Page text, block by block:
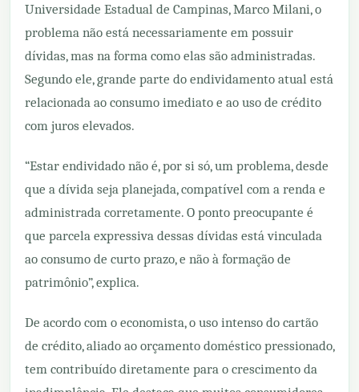
Universidade Estadual de Campinas, Marco Milani, o
problema não está necessariamente em possuir
dívidas, mas na forma como elas são administradas.
Segundo ele, grande parte do endividamento atual está
relacionada ao consumo imediato e ao uso de crédito
com juros elevados.
“Estar endividado não é, por si só, um problema, desde
que a dívida seja planejada, compatível com a renda e
administrada corretamente. O ponto preocupante é
que parcela expressiva dessas dívidas está vinculada
ao consumo de curto prazo, e não à formação de
patrimônio”, explica.
De acordo com o economista, o uso intenso do cartão
de crédito, aliado ao orçamento doméstico pressionado,
tem contribuído diretamente para o crescimento da